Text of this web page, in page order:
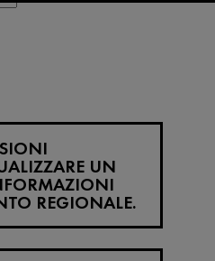
UN
REGIONALE.